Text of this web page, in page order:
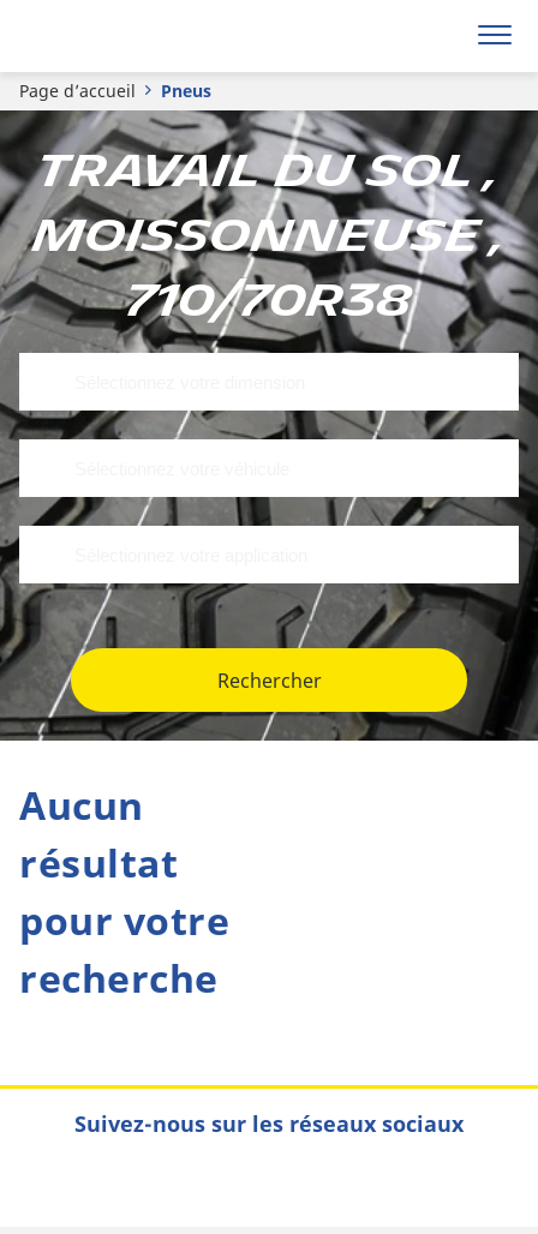
Page d’accueil Pneus
Travail du sol ,
Moissonneuse ,
710/70R38
Rechercher
Aucun
résultat
pour votre
recherche
Suivez-nous sur les réseaux sociaux